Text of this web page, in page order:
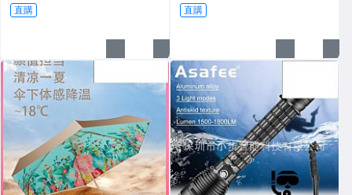
直購 直購